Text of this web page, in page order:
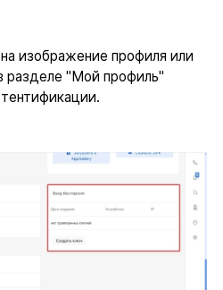
изображение профиля или
разделе "Мой профиль"